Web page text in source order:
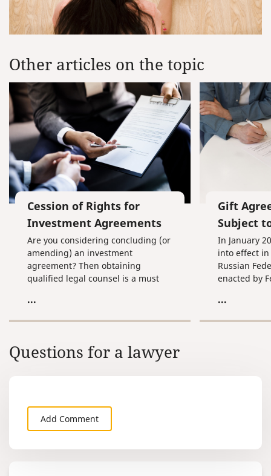
Other articles on the topic
Cession of Rights for
Investment Agreements
Are you considering concluding (or
amending) an investment
agreement? Then obtaining
qualified legal counsel is a must
...
Gift
Subject
In January
into effect in
Russian
enacted by
article 574
...
Questions for a lawyer
Add Comment